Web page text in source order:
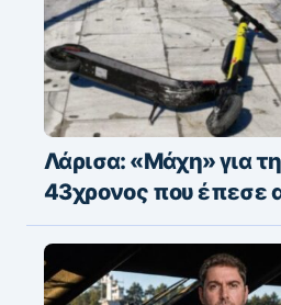
Λάρισα: «Μάχη» για
43χρονος που έπεσε